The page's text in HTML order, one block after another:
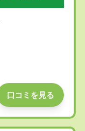
口コミを見る